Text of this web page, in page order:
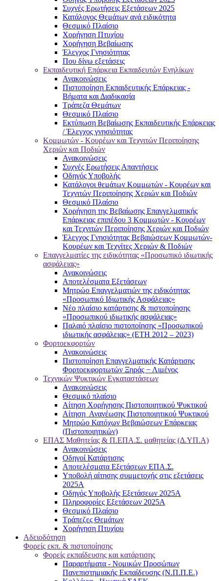
Συχνές Ερωτήσεις Εξετάσεων 2025
Κατάλογος Θεμάτων ανά ειδικότητα
Θεσμικό Πλαίσιο
Χορήγηση Πτυχίου
Χορήγηση Βεβαίωσης
Έλεγχος Γνησιότητας
Που δίνω εξετάσεις
Εκπαιδευτική Επάρκεια Εκπαιδευτών Ενηλίκων
Ανακοινώσεις
Πιστοποίηση Εκπαιδευτικής Επάρκειας -
Βήματα και Διαδικασία
Τράπεζα Θεμάτων
Θεσμικό Πλαίσιο
Εκτύπωση Βεβαίωσης Εκπαιδευτικής Επάρκειας
/ Έλεγχος γνησιότητας
Κομμωτών - Κουρέων και Τεχνιτών Περιποίησης
Χεριών και Ποδιών
Ανακοινώσεις
Συχνές Ερωτήσεις Απαντήσεις
Οδηγός Υποβολής
Κατάλογοι θεμάτων Κομμωτών - Κουρέων και
Τεχνιτών Περιποίησης Χεριών και Ποδιών
Θεσμικό Πλαίσιο
Χορήγηση της Βεβαίωσης Επαγγελματικής
Επάρκειας επιπέδου 3 Κομμωτών - Κουρέων
και Τεχνιτών Περιποίησης Χεριών και Ποδιών
Έλεγχος Γνησιότητας Βεβαιώσεων Κομμωτών-
Κουρέων και Τεχνίτες Χεριών & Ποδιών
Επαγγελματίες της ειδικότητας «Προσωπικό ιδιωτικής
ασφάλειας»
Ανακοινώσεις
Αποτελέσματα Εξετάσεων
Μητρώο Επαγγελματιών της ειδικότητας
«Προσωπικό Ιδιωτικής Ασφάλειας»
Νέο πλαίσιο κατάρτισης & πιστοποίησης
«Προσωπικού ιδιωτικής ασφάλειας»
Παλαιό πλαίσιο πιστοποίησης «Προσωπικού
ιδιωτικής ασφάλειας» (ΕΤΗ 2012 – 2023)
Φορτοεκφορτών
Ανακοινώσεις
Πιστοποίηση Επαγγελματικής Κατάρτισης
Φορτοεκφορτωτών Ξηράς − Λιμένος
Τεχνικών Ψυκτικών Εγκαταστάσεων
Ανακοινώσεις
Θεσμικό πλαίσιο
Αίτηση Χορήγησης Πιστοποιητικού Ψυκτικού
Αίτηση Ανανέωσης Πιστοποιητικού Ψυκτικού
Μητρώο Κατόχων Βεβαιώσεων Επάρκειας
(Πιστοποιητικών)
ΕΠΑΣ Μαθητείας & Π.ΕΠΑ.Σ. μαθητείας (Δ.ΥΠ.Α)
Ανακοινώσεις
Oδηγοί Κατάρτισης
Αποτελέσματα Εξετάσεων ΕΠΑ.Σ.
Υποβολή αίτησης συμμετοχής στις εξετάσεις
2025Α
Οδηγός Υποβολής Εξετάσεων 2025A
Πληροφορίες Εξετάσεων 2025Α
Θεσμικό Πλαίσιο
Τράπεζες Θεμάτων
Χορήγηση Πτυχίου
Αδειοδότηση
Φορείς εκπ. & πιστοποίησης
Φορείς εκπαίδευσης και κατάρτισης
Παραρτήματα - Νομικών Προσώπων
Πανεπιστημιακής Εκπαίδευσης (Ν.Π.Π.Ε.)